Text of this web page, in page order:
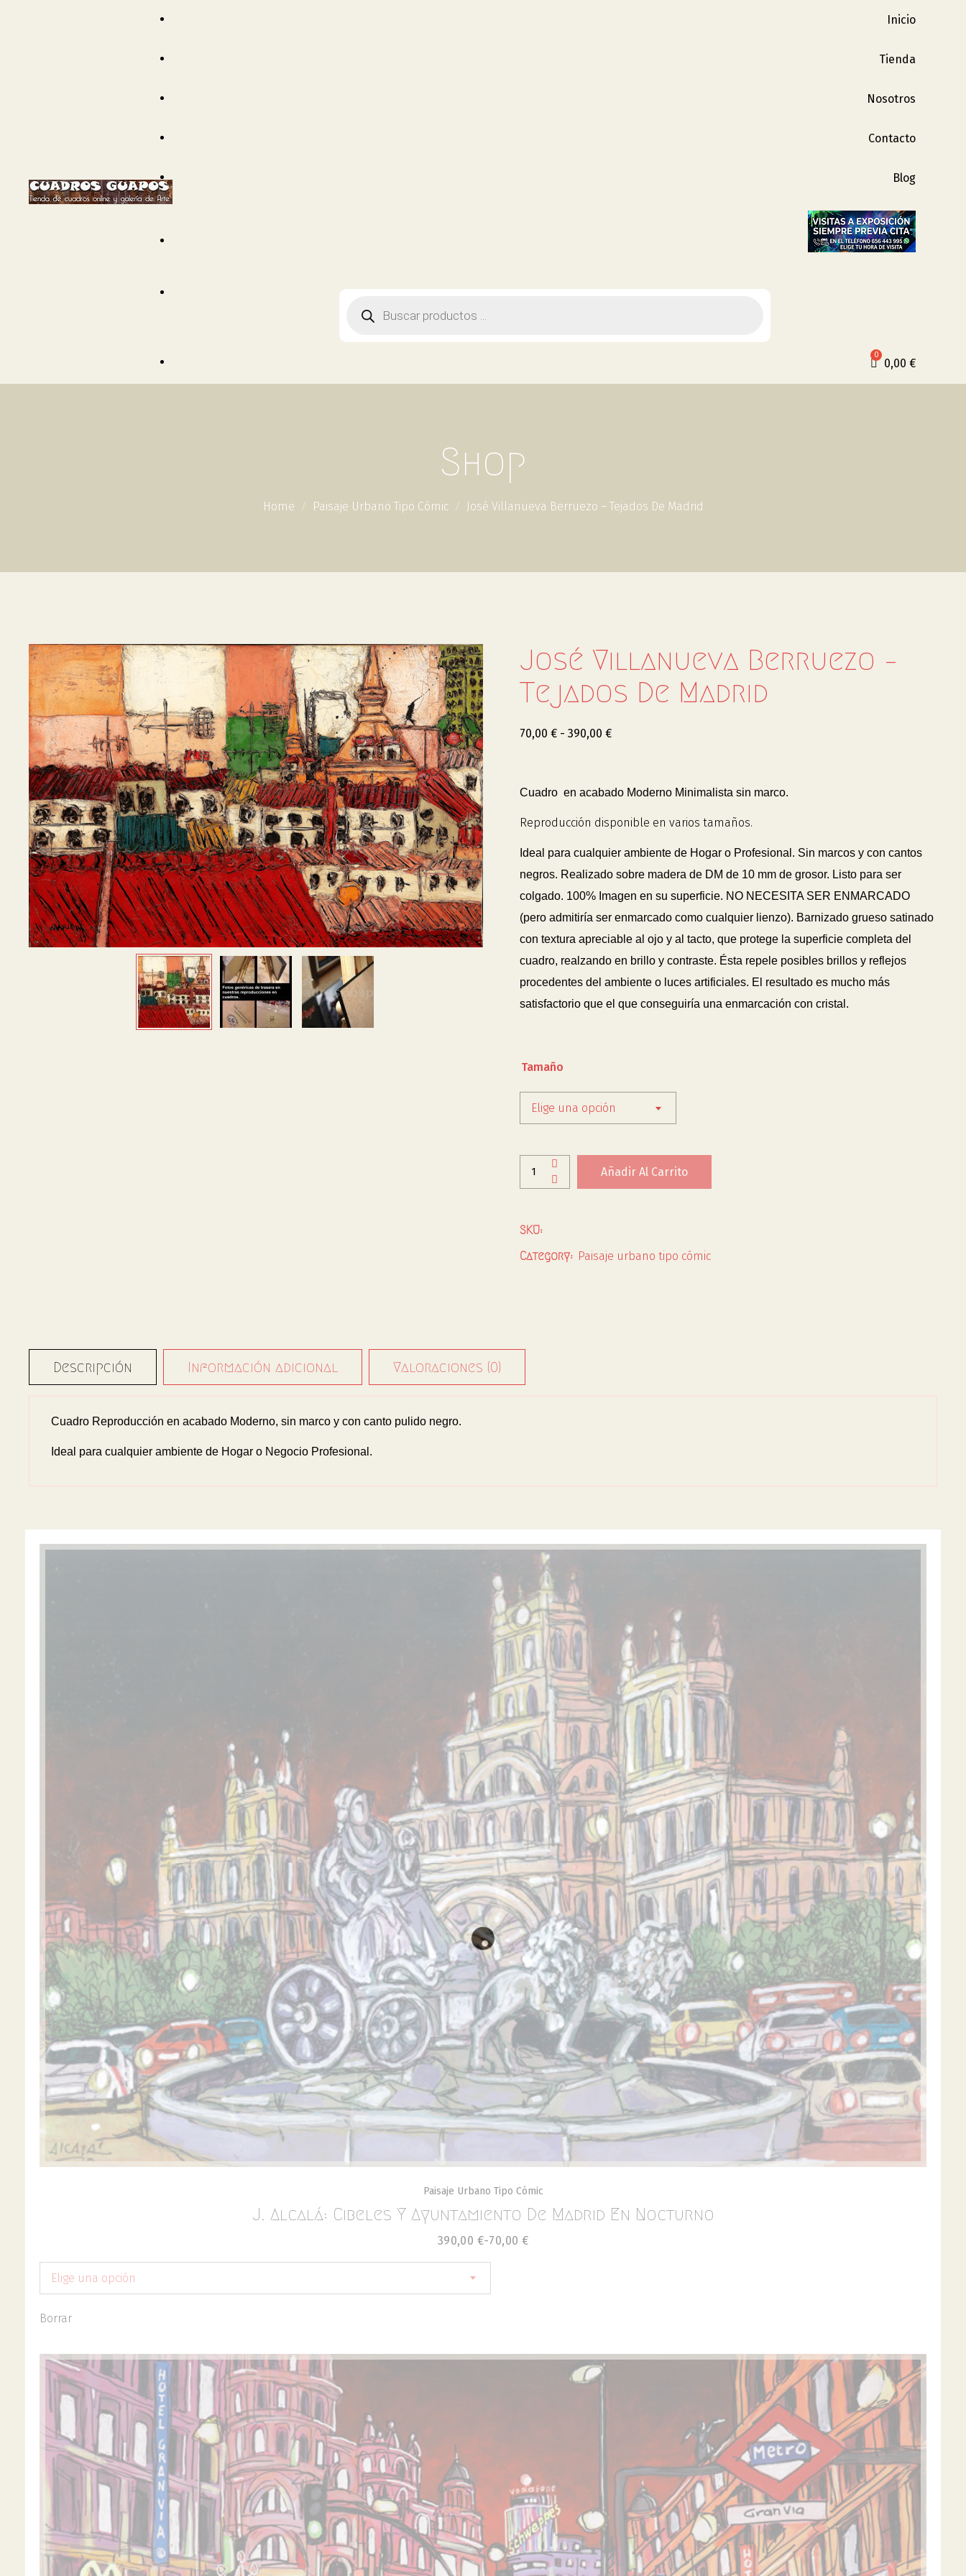
Inicio
Tienda
Nosotros
Contacto
Blog
0,00 €
Shop
Home Paisaje Urbano Tipo Cómic José Villanueva Berruezo – Tejados De Madrid
José Villanueva Berruezo –
Tejados De Madrid
70,00 € - 390,00 €
Cuadro en acabado Moderno Minimalista sin marco.
Reproducción disponible en varios tamaños.
Ideal para cualquier ambiente de Hogar o Profesional. Sin marcos y con cantos
negros. Realizado sobre madera de DM de 10 mm de grosor. Listo para ser
colgado. 100% Imagen en su superficie. NO NECESITA SER ENMARCADO
(pero admitiría ser enmarcado como cualquier lienzo). Barnizado grueso satinado
con textura apreciable al ojo y al tacto, que protege la superficie completa del
cuadro, realzando en brillo y contraste. Ésta repele posibles brillos y reflejos
procedentes del ambiente o luces artificiales. El resultado es mucho más
satisfactorio que el que conseguiría una enmarcación con cristal.
Tamaño
Elige una opción
Añadir Al Carrito
SKU:
Category: Paisaje urbano tipo cómic
Descripción Información adicional Valoraciones (0)
Cuadro Reproducción en acabado Moderno, sin marco y con canto pulido negro.
Ideal para cualquier ambiente de Hogar o Negocio Profesional.
Paisaje Urbano Tipo Cómic
J. Alcalá: Cibeles Y Ayuntamiento De Madrid En Nocturno
70,00 €
-
390,00 €
Elige una opción
Borrar